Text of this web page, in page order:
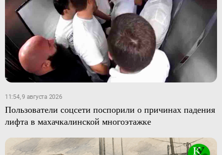
11:54, 9 августа 2026
Пользователи соцсети поспорили о причинах падения
лифта в махачкалинской многоэтажке